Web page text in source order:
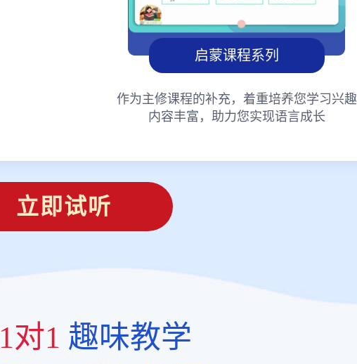
启蒙课程系列
作为主修课程的补充，着重培养您学习兴趣
内容丰富，助力您实现语言成长
立即试听
1对1 趣味教学